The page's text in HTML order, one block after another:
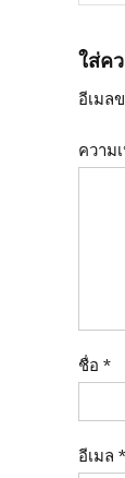
ใส่ค
อีเมล
ความ
ชื่อ *
อีเมล *